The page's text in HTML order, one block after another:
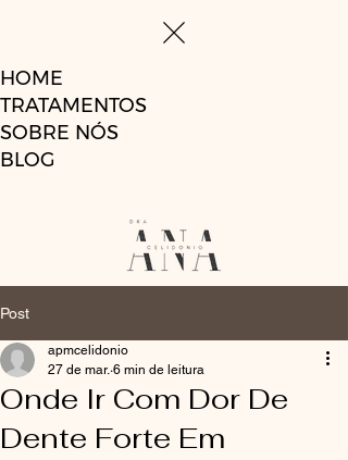
HOME
TRATAMENTOS
SOBRE NÓS
BLOG
Post
Onde Ir Com Dor De
Dente Forte Em
apmcelidonio
27 de mar. 6 min de leitura